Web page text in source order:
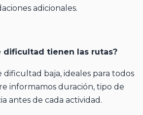
adicionales.
dificultad tienen las rutas?
dificultad baja, ideales para todos
informamos duración, tipo de
antes de cada actividad.